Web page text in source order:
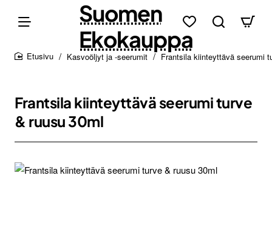
Suomen
Ekokauppa
Kasvoöljyt ja -seerumit Frantsila kiinteyttävä seerumi
Frantsila kiinteyttävä seerumi turve
& ruusu 30ml